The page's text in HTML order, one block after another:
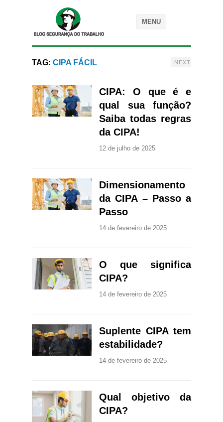
MENU
TAG: CIPA FÁCIL NEXT
CIPA: O que é e
qual sua função?
Saiba todas regras
da CIPA!
12 de julho de 2025
Dimensionamento
da CIPA – Passo a
Passo
14 de fevereiro de 2025
O que significa
CIPA?
14 de fevereiro de 2025
Suplente CIPA tem
estabilidade?
14 de fevereiro de 2025
Qual objetivo da
CIPA?